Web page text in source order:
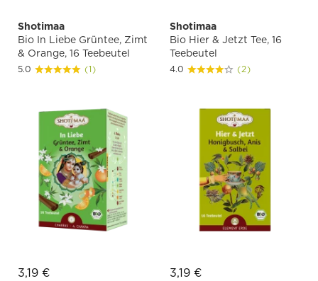
Shotimaa
Bio In Liebe Grüntee, Zimt
& Orange, 16 Teebeutel
5.0 (1)
3,19 €
Shotimaa
Bio Hier & Jetzt Tee, 16
Teebeutel
4.0 (2)
3,19 €